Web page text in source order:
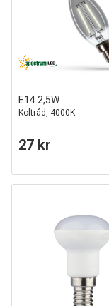
E14 2,5W
Koltråd, 4000K
27 kr